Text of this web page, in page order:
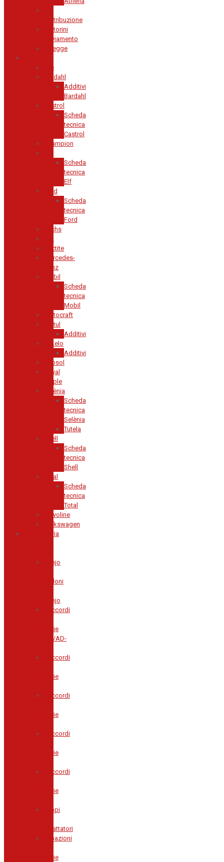
Distribuzione
Motorini
Avviamento
Pulegge
Ate
Bardahl
Additivi
Bardahl
Castrol
Scheda
tecnica
Castrol
Champion
Scheda
tecnica
Elf
Ford
Scheda
tecnica
Ford
Fuchs
Loctite
Mercedes-
Benz
Mobil
Scheda
tecnica
Mobil
Motocraft
Motul
Additivi
Pakelo
Additivi
Repsol
Royal
Purple
Selènia
Scheda
tecnica
Selènia
Tutela
Shell
Scheda
tecnica
Shell
Total
Scheda
tecnica
Total
Valvoline
Volkswagen
Raccorderia
Banjo
Bulloni
Banjo
Raccordi
Serie
AD/AD-
Raccordi
Serie
Raccordi
Serie
Raccordi
Serie
Raccordi
Serie
Tappi
Adattatori
Tubazioni
Serie